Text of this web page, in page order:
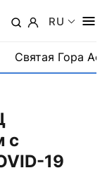
RU
Святая Гора
с
19